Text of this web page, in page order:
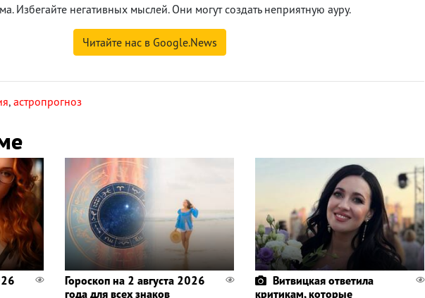
Избегайте негативных мыслей. Они могут создать неприятную ауру.
Читайте нас в Google.News
, астропрогноз
Гороскоп на 2 августа 2026
года для всех знаков
Витвицкая ответила
критикам, которые